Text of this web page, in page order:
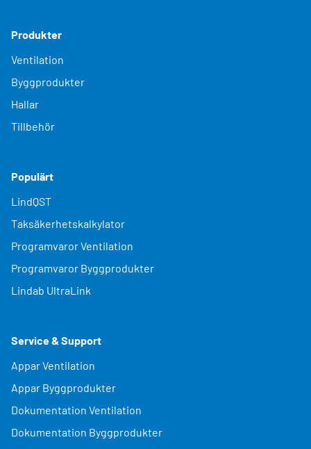
Produkter
Ventilation
Byggprodukter
Hallar
Tillbehör
Populärt
LindQST
Taksäkerhetskalkylator
Programvaror Ventilation
Programvaror Byggprodukter
Lindab UltraLink
Service & Support
Appar Ventilation
Appar Byggprodukter
Dokumentation Ventilation
Dokumentation Byggprodukter